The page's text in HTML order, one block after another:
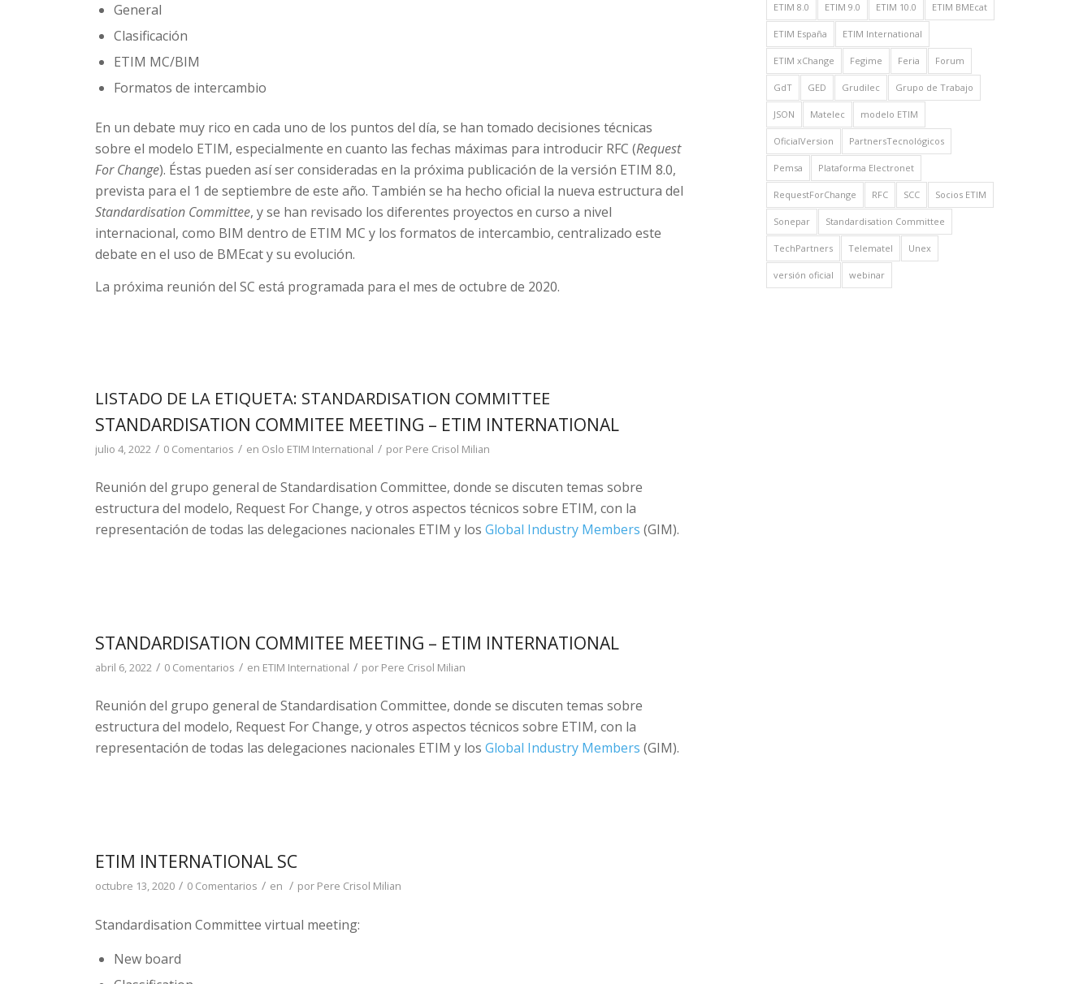
General
Clasificación
ETIM MC/BIM
Formatos de intercambio
En un debate muy rico en cada uno de los puntos del día, se han tomado decisiones técnicas
sobre el modelo ETIM, especialmente en cuanto las fechas máximas para introducir RFC (Request
For Change). Éstas pueden así ser consideradas en la próxima publicación de la versión ETIM 8.0,
prevista para el 1 de septiembre de este año. También se ha hecho oficial la nueva estructura del
Standardisation Committee, y se han revisado los diferentes proyectos en curso a nivel
internacional, como BIM dentro de ETIM MC y los formatos de intercambio, centralizado este
debate en el uso de BMEcat y su evolución.
La próxima reunión del SC está programada para el mes de octubre de 2020.
LISTADO DE LA ETIQUETA: STANDARDISATION COMMITTEE
STANDARDISATION COMMITEE MEETING – ETIM INTERNATIONAL
julio 4, 2022 / 0 Comentarios / en Oslo ETIM International / por Pere Crisol Milian
Reunión del grupo general de Standardisation Committee, donde se discuten temas sobre
estructura del modelo, Request For Change, y otros aspectos técnicos sobre ETIM, con la
representación de todas las delegaciones nacionales ETIM y losGlobal Industry Members (GIM).
STANDARDISATION COMMITEE MEETING – ETIM INTERNATIONAL
abril 6, 2022 / 0 Comentarios / en ETIM International / por Pere Crisol Milian
Reunión del grupo general de Standardisation Committee, donde se discuten temas sobre
estructura del modelo, Request For Change, y otros aspectos técnicos sobre ETIM, con la
representación de todas las delegaciones nacionales ETIM y losGlobal Industry Members (GIM).
ETIM INTERNATIONAL SC
octubre 13, 2020 / 0 Comentarios / en / por Pere Crisol Milian
Standardisation Committee virtual meeting:
New board
ETIM 8.0 ETIM 9.0 ETIM 10.0 ETIM BMEcat
ETIM España ETIM International
ETIM xChange Fegime Feria Forum
GdT GED Grudilec Grupo de Trabajo
JSON Matelec modelo ETIM
OficialVersion PartnersTecnológicos
Pemsa Plataforma Electronet
RequestForChange RFC SCC Socios ETIM
Sonepar Standardisation Committee
TechPartners Telematel Unex
versión oficial webinar